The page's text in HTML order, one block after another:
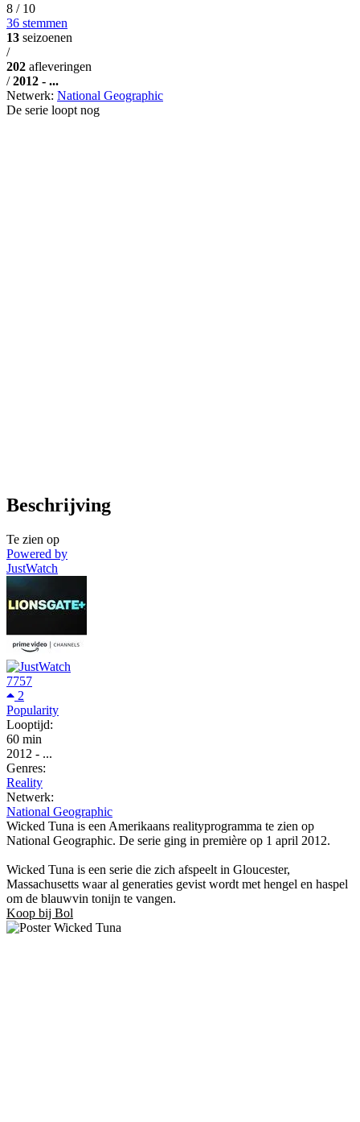
8 / 10
36 stemmen
13 seizoenen
/
202 afleveringen
/ 2012 - ...
Netwerk: National Geographic
De serie loopt nog
Beschrijving
Te zien op
Powered by
JustWatch
7757
2
Popularity
Looptijd:
60 min
2012 - ...
Genres:
Reality
Netwerk:
National Geographic
Wicked Tuna is een Amerikaans realityprogramma te zien op
National Geographic. De serie ging in première op 1 april 2012.
Wicked Tuna is een serie die zich afspeelt in Gloucester,
Massachusetts waar al generaties gevist wordt met hengel en haspel
om de blauwvin tonijn te vangen.
Koop bij Bol